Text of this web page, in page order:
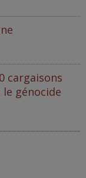
cargaisons
le génocide